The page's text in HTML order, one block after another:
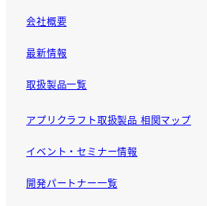
会社概要
最新情報
取扱製品一覧
アプリクラフト取扱製品 相関マップ
イベント・セミナー情報
開発パートナー一覧